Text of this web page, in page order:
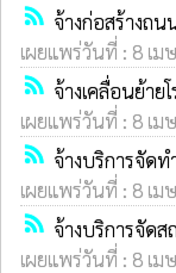
rss_feed จ้างก่อสร้างถ
เผยแพร่วันที่ : 8 เม
rss_feed จ้างเคลื่อนย้าย
เผยแพร่วันที่ : 8 เม
rss_feed จ้างบริการจัด
เผยแพร่วันที่ : 8 เม
rss_feed จ้างบริการจัด
เผยแพร่วันที่ : 8 เม